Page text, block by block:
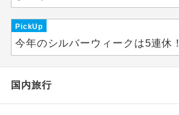
PickUp
今年のシルバーウィークは5連休！
国内旅行